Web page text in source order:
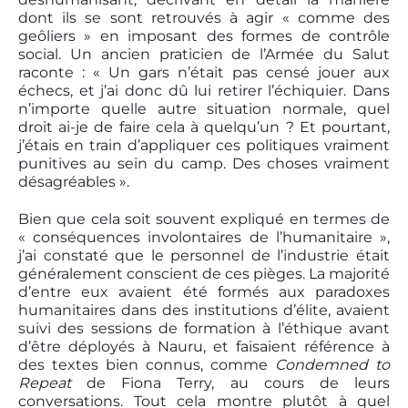
dont ils se sont retrouvés à agir « comme des
geôliers » en imposant des formes de contrôle
social. Un ancien praticien de l’Armée du Salut
raconte : « Un gars n’était pas censé jouer aux
échecs, et j’ai donc dû lui retirer l’échiquier. Dans
n’importe quelle autre situation normale, quel
droit ai-je de faire cela à quelqu’un ? Et pourtant,
j’étais en train d’appliquer ces politiques vraiment
punitives au sein du camp. Des choses vraiment
désagréables ».
Bien que cela soit souvent expliqué en termes de
« conséquences involontaires de l’humanitaire »,
j’ai constaté que le personnel de l’industrie était
généralement conscient de ces pièges. La majorité
d’entre eux avaient été formés aux paradoxes
humanitaires dans des institutions d’élite, avaient
suivi des sessions de formation à l’éthique avant
d’être déployés à Nauru, et faisaient référence à
des textes bien connus, comme Condemned to
Repeatde Fiona Terry, au cours de leurs
conversations. Tout cela montre plutôt à quel